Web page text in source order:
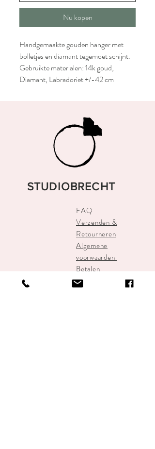
Nu kopen
Handgemaakte gouden hanger met
bolletjes en diamant tegemoet schijnt.
Gebruikte materialen: 14k goud,
Diamant, Labradoriet +/-42 cm
STUDIOBRECHT
FAQ
Verzenden &
Retourneren
Algemene
voorwaarden
Betalen